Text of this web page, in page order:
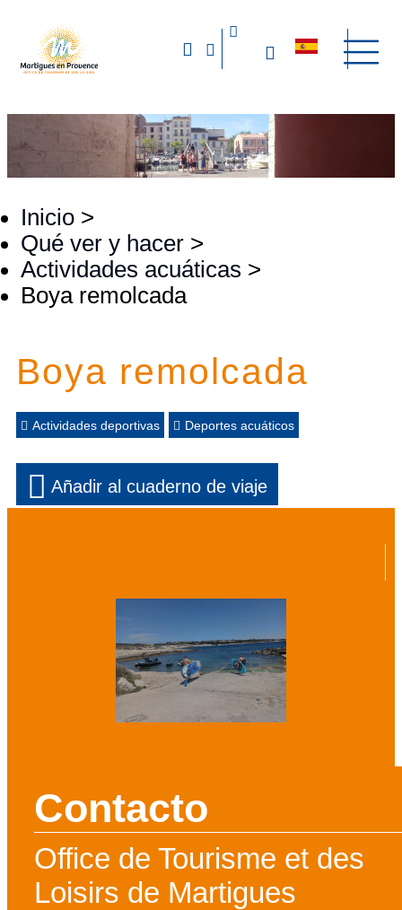
Inicio >
Qué ver y hacer >
Actividades acuáticas >
Boya remolcada
Boya remolcada
Actividades deportivas Deportes acuáticos
Añadir al cuaderno de viaje
Contacto
Office de Tourisme et des
Loisirs de Martigues